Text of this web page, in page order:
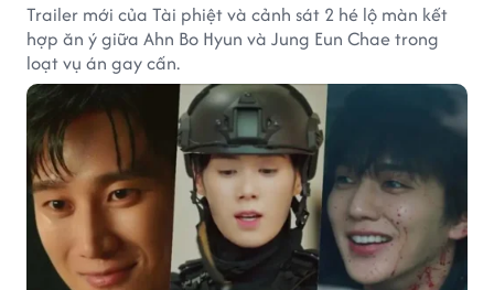
Trailer mới của Tài phiệt và cảnh sát 2 hé lộ màn kết
hợp ăn ý giữa Ahn Bo Hyun và Jung Eun Chae trong
loạt vụ án gay cấn.